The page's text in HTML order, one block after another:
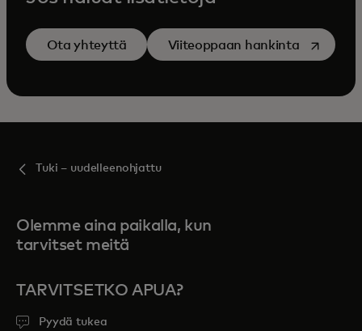
Ota yhteyttä Viiteoppaan hankintaopens in
Tuki – uudelleenohjattu
Olemme aina paikalla, kun
tarvitset meitä
TARVITSETKO APUA?
Pyydä tukea